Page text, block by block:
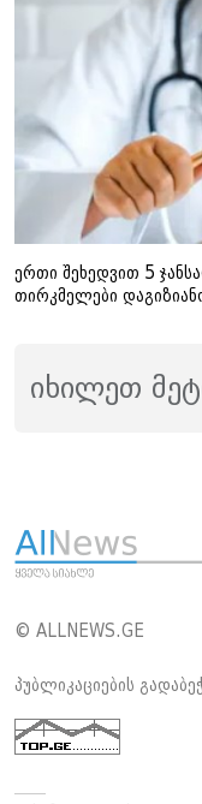
ერთი შეხედვით 5
თირკმელები
იხილეთ
© ALLNEWS.GE
პუბლიკაციების